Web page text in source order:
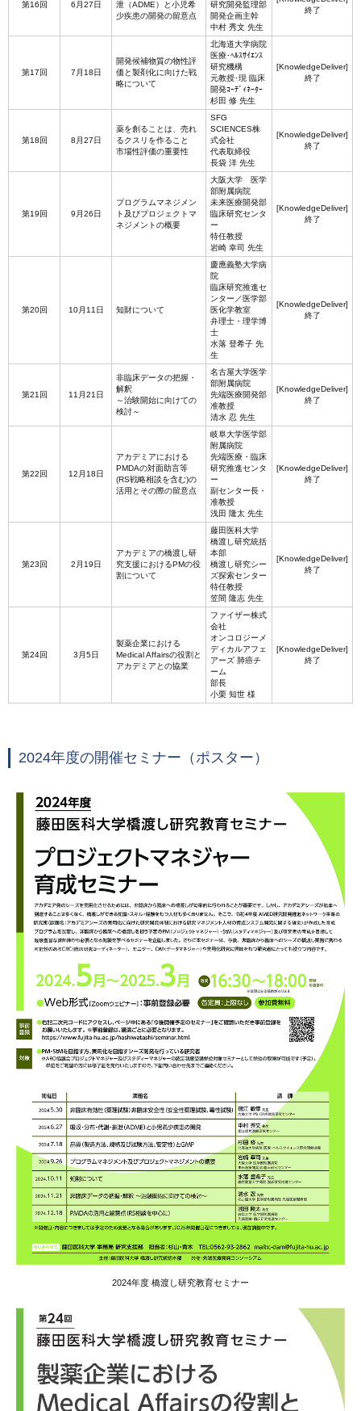
第16回 6月27日
泄（ADME）と小児希
少疾患の開発の留意点
研究開発監理部
開発企画主幹
中村 秀文 先生
終了
第17回 7月18日
開発候補物質の物性評
価と製剤化に向けた戦
略について
北海道大学病院
医療･ﾍﾙｽｻｲｴﾝｽ
研究機構
元教授･現 臨床
開発ｺｰﾃﾞｨﾈｰﾀｰ
杉田 修 先生
[KnowledgeDeliver]
終了
第18回 8月27日
薬を創ることは、売れ
るクスリを作ること
市場性評価の重要性
SFG
SCIENCES株
式会社
代表取締役
長袋 洋 先生
[KnowledgeDeliver]
終了
第19回 9月26日
プログラムマネジメン
ト及びプロジェクトマ
ネジメントの概要
大阪大学 医学
部附属病院
未来医療開発部
臨床研究センタ
ー
特任教授
岩崎 幸司 先生
[KnowledgeDeliver]
終了
第20回 10月11日 知財について
慶應義塾大学病
院
臨床研究推進セ
ンター／医学部
医化学教室
弁理士・理学博
士
水落 登希子 先
生
[KnowledgeDeliver]
終了
第21回 11月21日
非臨床データの把握・
解釈
～治験開始に向けての
検討～
名古屋大学医学
部附属病院
先端医療開発部
准教授
清水 忍 先生
[KnowledgeDeliver]
終了
第22回 12月18日
アカデミアにおける
PMDAの対面助言等
(RS戦略相談を含む)の
活用とその際の留意点
岐阜大学医学部
附属病院
先端医療・臨床
研究推進センタ
ー
副センター長・
准教授
浅田 隆太 先生
[KnowledgeDeliver]
終了
第23回 2月19日
アカデミアの橋渡し研
究支援におけるPMの役
割について
藤田医科大学
橋渡し研究統括
本部
橋渡し研究シー
ズ探索センター
特任教授
笠間 隆志 先生
[KnowledgeDeliver]
終了
第24回 3月5日
製薬企業における
Medical Affairsの役割と
アカデミアとの協業
ファイザー株式
会社
オンコロジーメ
ディカルアフェ
アーズ 肺癌チ
ーム
部長
小栗 知世 様
[KnowledgeDeliver]
終了
2024年度の開催セミナー（ポスター）
2024年度 橋渡し研究教育セミナー